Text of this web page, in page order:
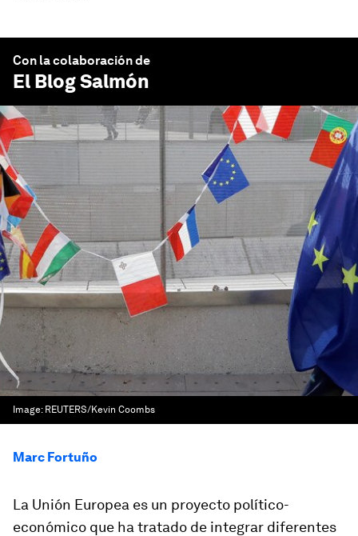
Con la colaboración de
El Blog Salmón
Image: REUTERS/Kevin Coombs
Marc Fortuño
La Unión Europea es un proyecto político-
económico que ha tratado de integrar diferentes